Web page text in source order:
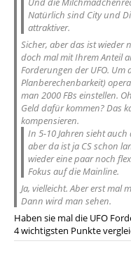
Natürlich sind City und
attraktiver.
Sicher, aber das ist wieder
doch mal mit Ihrem Anteil
Forderungen der UFO. Um
Planberechenbarkeit)
man 2000 FBs einstellen.
Geld dafür kommen? Das
kompensieren.
In 5-10 Jahren sieht
aber da ist ja CS schon
wieder eine paar noch
Fokus auf die Mainline.
Ja, vielleicht. Aber erst mal
Dann wird man sehen.
Haben sie mal die UFO
4 wichtigsten Punkte